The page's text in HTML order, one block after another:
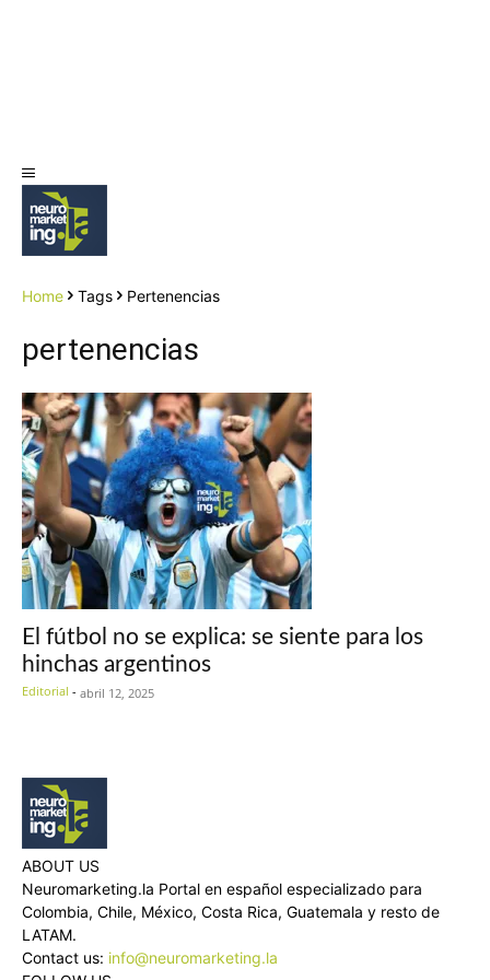
Home Tags Pertenencias
pertenencias
El fútbol no se explica: se siente para los
hinchas argentinos
Editorial - abril 12, 2025
ABOUT US
Neuromarketing.la Portal en español especializado para
Colombia, Chile, México, Costa Rica, Guatemala y resto de
LATAM.
Contact us: info@neuromarketing.la